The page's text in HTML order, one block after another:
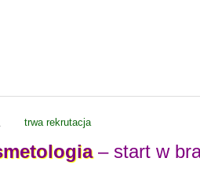
trwa rekrutacja
– start w